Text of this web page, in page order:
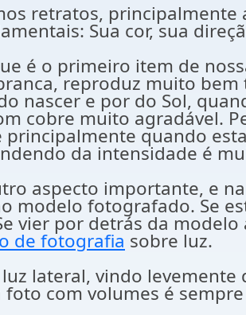
retratos,
Sua cor, sua
é o primeiro item de
reproduz muito
nascer e por do Sol,
cobre muito agradável.
quando
da intensidade é
aspecto importante, e
modelo fotografado. Se
vier por detrás da
de fotografia sobre luz.
lateral, vindo
foto com volumes é